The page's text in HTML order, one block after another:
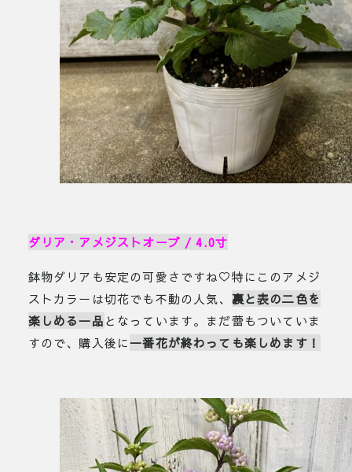
ダリア・アメジストオーブ / 4.0寸
鉢物ダリアも安定の可愛さですね♡特にこのアメジ
ストカラーは切花でも不動の人気、 裏と表の二色を
楽しめる一品となっています。まだ蕾もついていま
すので、購入後に一番花が終わっても楽しめます！